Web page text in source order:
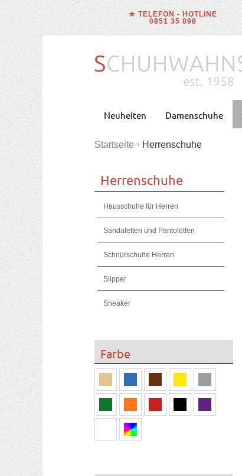
★ TELEFON - HOTLINE
0851 35 898
Neuheiten Damenschuhe
Startseite Herrenschuhe
Herrenschuhe
Hausschuhe für Herren
Sandaletten und Pantoletten
Schnürschuhe Herren
Slipper
Sneaker
Farbe